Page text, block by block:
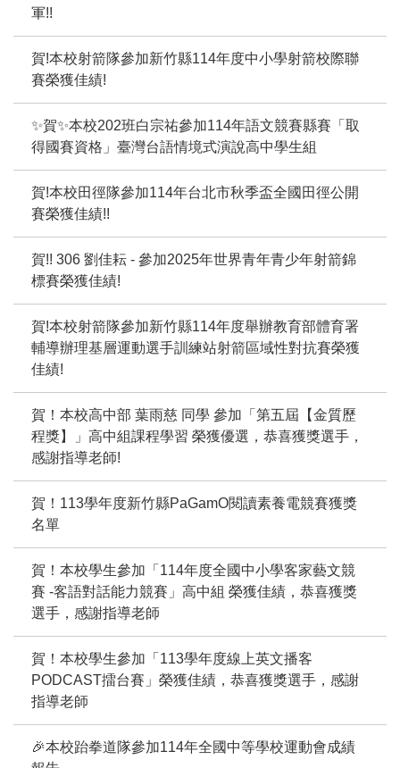
軍!!
賀!本校射箭隊參加新竹縣114年度中小學射箭校際聯
賽榮獲佳績!
✨賀✨本校202班白宗祐參加114年語文競賽縣賽「取
得國賽資格」臺灣台語情境式演說高中學生組
賀!本校田徑隊參加114年台北市秋季盃全國田徑公開
賽榮獲佳績!!
賀!! 306 劉佳耘 - 參加2025年世界青年青少年射箭錦
標賽榮獲佳績!
賀!本校射箭隊參加新竹縣114年度舉辦教育部體育署
輔導辦理基層運動選手訓練站射箭區域性對抗賽榮獲
佳績!
賀！本校高中部 葉雨慈 同學 參加「第五屆【金質歷
程獎】」高中組課程學習 榮獲優選，恭喜獲獎選手，
感謝指導老師!
賀！113學年度新竹縣PaGamO閱讀素養電競賽獲獎
名單
賀！本校學生參加「114年度全國中小學客家藝文競
賽 -客語對話能力競賽」高中組 榮獲佳績，恭喜獲獎
選手，感謝指導老師
賀！本校學生參加「113學年度線上英文播客
PODCAST擂台賽」榮獲佳績，恭喜獲獎選手，感謝
指導老師
🎉本校跆拳道隊參加114年全國中等學校運動會成績